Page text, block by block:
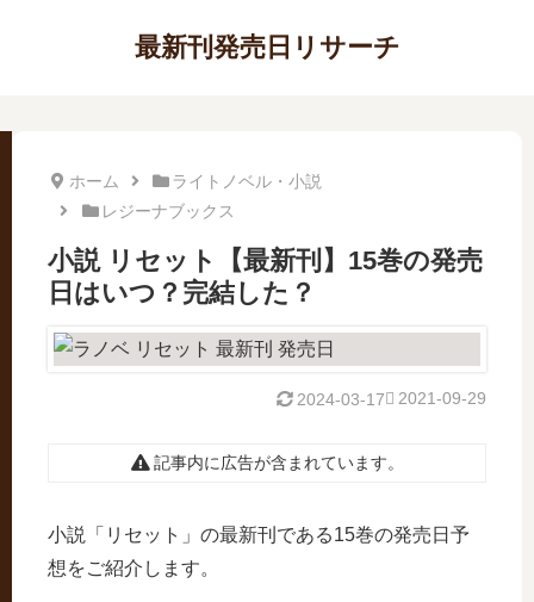
最新刊発売日リサーチ
ホーム
ライトノベル・小説
レジーナブックス
小説 リセット【最新刊】15巻の発売
日はいつ？完結した？
2021-09-29
2024-03-17
記事内に広告が含まれています。
小説「リセット」の最新刊である15巻の発売日予
想をご紹介します。